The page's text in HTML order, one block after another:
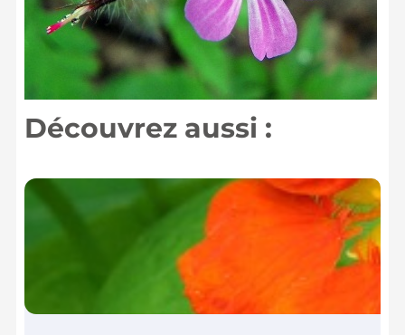
Découvrez aussi :